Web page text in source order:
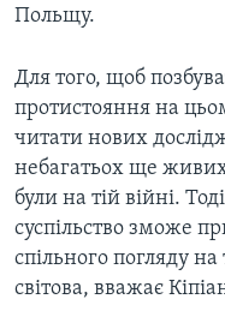
Польщу.
Для того, щоб
протистояння на
читати нових
небагатьох ще живих
були на тій війні.
суспільство зможе
спільного погляду
світова, вважає